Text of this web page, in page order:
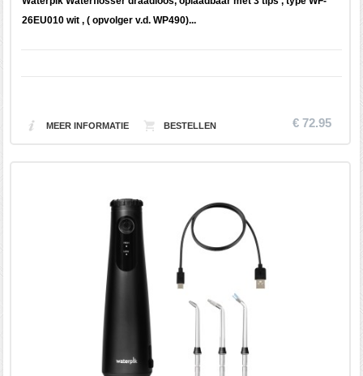
€ 72.95
26EU010 wit , ( opvolger v.d. WP490)...
MEER INFORMATIE